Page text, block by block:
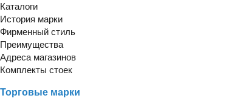
Каталоги
История марки
Фирменный стиль
Преимущества
Адреса магазинов
Комплекты стоек
Торговые марки